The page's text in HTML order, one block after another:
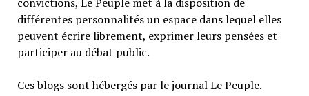
différentes personnalités un espace dans lequel elles
peuvent écrire librement, exprimer leurs pensées et
participer au débat public.
Ces blogs sont hébergés par le journal Le Peuple.